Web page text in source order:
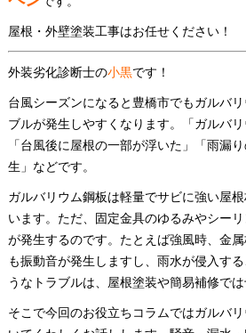
屋根・外壁塗装工事はお任せください！
外装劣化診断士の小黒です！
台風シーズンになると豊橋市でもガルバ
ブルが発生しやすくなります。「ガルバリ
「台風後に屋根の一部が浮いた」「雨漏
生」などです。
ガルバリウム鋼板は軽量でサビに強い屋
います。ただ、固定金具のゆるみやシー
が発生するのです。たとえば強風時、金
も振動音が発生しますし、雨水が侵入す
うなトラブルは、屋根塗装や簡易補修では
そこで今回のお役立ちコラムではガルバ